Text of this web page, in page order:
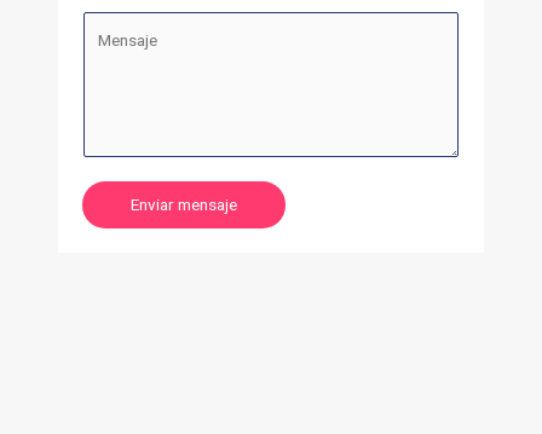
Enviar mensaje